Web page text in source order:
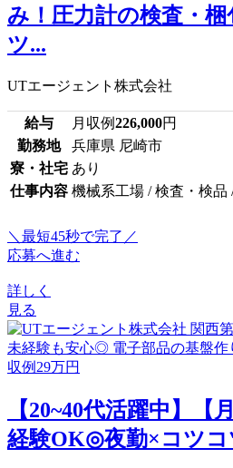
み！圧力計の検査・
ツ...
UTエージェント株式会社
給与 月収例226,000円
勤務地
兵庫県 尼崎市
寮・社宅 あり
仕事内容 機械系工場 / 検査・検品
＼最短45秒で完了／
応募へ進む
詳しく
見る
【20~40代活躍中】【
経験OK◎夜勤×コツ